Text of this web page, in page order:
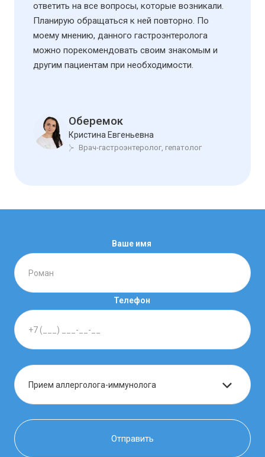
ответить на все вопросы, которые возникали.
Планирую обращаться к ней повторно. По
моему мнению, данного гастроэнтеролога
можно порекомендовать своим знакомым и
другим пациентам при необходимости.
Оберемок
Кристина Евгеньевна
Врач-гастроэнтеролог, гепатолог
Ваше имя
Телефон